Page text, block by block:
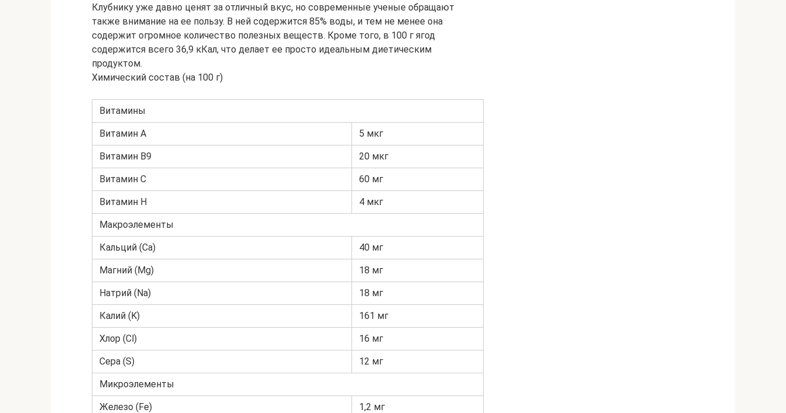
Клубнику уже давно ценят за отличный вкус, но современные ученые обращают
также внимание на ее пользу. В ней содержится 85% воды, и тем не менее она
содержит огромное количество полезных веществ. Кроме того, в 100 г ягод
содержится всего 36,9 кКал, что делает ее просто идеальным диетическим
продуктом.
Химический состав (на 100 г)
Витамины
Витамин А 5 мкг
Витамин В9 20 мкг
Витамин С 60 мг
Витамин H 4 мкг
Макроэлементы
Кальций (Ca) 40 мг
Магний (Mg) 18 мг
Натрий (Na) 18 мг
Калий (K) 161 мг
Хлор (Cl) 16 мг
Сера (S) 12 мг
Микроэлементы
Железо (Fe) 1,2 мг